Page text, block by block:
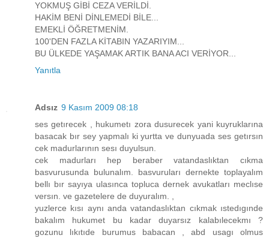
YOKMUŞ GİBİ CEZA VERİLDİ.
HAKİM BENİ DİNLEMEDİ BİLE...
EMEKLİ ÖĞRETMENİM.
100'DEN FAZLA KİTABIN YAZARIYIM...
BU ÜLKEDE YAŞAMAK ARTIK BANA ACI VERİYOR...
Yanıtla
Adsız 9 Kasım 2009 08:18
ses getırecek , hukumetı zora dusurecek yani kuyruklarına
basacak bır sey yapmalı ki yurtta ve dunyuada ses getırsın
cek madurlarının sesı duyulsun.
cek madurları hep beraber vatandaslıktan cıkma
basvurusunda bulunalım. basvuruları dernekte toplayalım
bellı bır sayıya ulasınca topluca dernek avukatları meclıse
versın. ve gazetelere de duyuralım. ,
yuzlerce kısı aynı anda vatandaslıktan cıkmak ıstedıgınde
bakalım hukumet bu kadar duyarsız kalabılecekmı ?
gozunu lıkıtıde burumus babacan , abd usagı olmus